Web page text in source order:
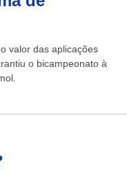
valor das aplicações
o bicampeonato à